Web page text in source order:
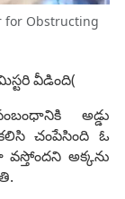
for Obstructing
వీడింది(
అడ్డు
చంపేసింది ఓ
అక్కను